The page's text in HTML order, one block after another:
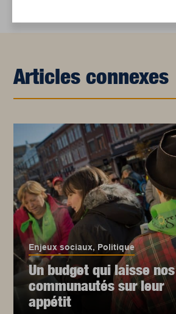
Articles connexes
Enjeux sociaux, Politique
Un budget qui laisse nos
communautés sur leur
appétit